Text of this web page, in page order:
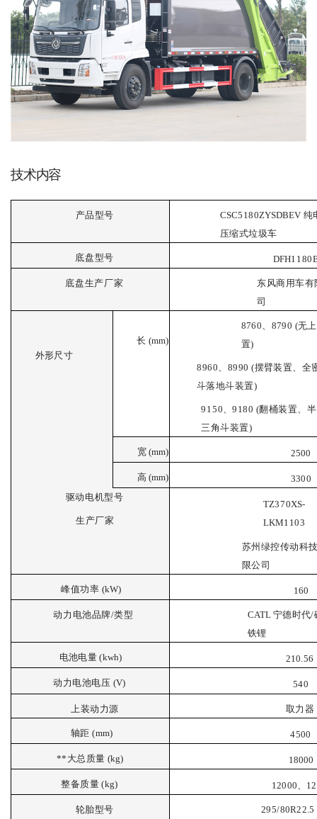
技术内容
产品型号 CSC5 180ZYSDBEV 纯
压缩式垃圾车
底盘型号 DFH1 180
底盘生产厂家 东风商用车有
司
外形尺寸
长 (mm)
8760、8790 (无
置)
8960、8990 (摆臂装置、全
斗落地斗装置)
9 150、9180 (翻桶装置、
三角斗装置)
宽 (mm) 2500
高 (mm) 3300
驱动电机型号
生 产厂家
TZ370XS-
LKM1103
苏州绿控传动科
限公司
峰值功率 (kW) 160
动 力电池品牌/类型 CATL 宁德时代/
铁锂
电池电量 (kwh) 210.56
动 力电池电压 (V) 540
上装动力源 取 力器
轴距 (mm) 4500
** 大总质量 (kg) 18000
整备质量 (kg) 12000、
轮胎型号 295/80R22.5